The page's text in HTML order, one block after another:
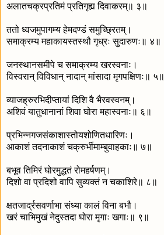
अलातचक्रप्रतिमं प्रतिगृह्य दिवाकरम्॥ ३॥
ततो ध्वजमुपागम्य हेमदण्डं समुच्छ्रितम्।
समाक्रम्य महाकायस्तस्थौ गृध्रः सुदारुणः॥ ४॥
जनस्थानसमीपे च समाक्रम्य खरस्वनाः।
विस्वरान् विविधान् नादान् मांसादा मृगपक्षिणः॥ ५॥
व्याजह्रुरभिदीप्तायां दिशि वै भैरवस्वनम्।
अशिवं यातुधानानां शिवा घोरा महास्वनाः॥ ६॥
प्रभिन्नगजसंकाशास्तोयशोणितधारिणः।
आकाशं तदनाकाशं चक्रुर्भीमाम्बुवाहकाः॥ ७॥
बभूव तिमिरं घोरमुद्धतं रोमहर्षणम्।
दिशो वा प्रदिशो वापि सुव्यक्तं न चकाशिरे॥ ८॥
क्षतजार्द्रसवर्णाभा संध्या कालं विना बभौ।
खरं चाभिमुखं नेदुस्तदा घोरा मृगाः खगाः॥ ९॥